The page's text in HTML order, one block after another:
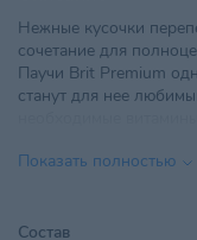
Вкус
Возраст питомца
Импортер в РБ
Линейка бренда
Нежные кусочки
сочетание для
Паучи Brit Premium
станут для нее
ингредиенты для
Паучи отлично
Показать полностью
Состав